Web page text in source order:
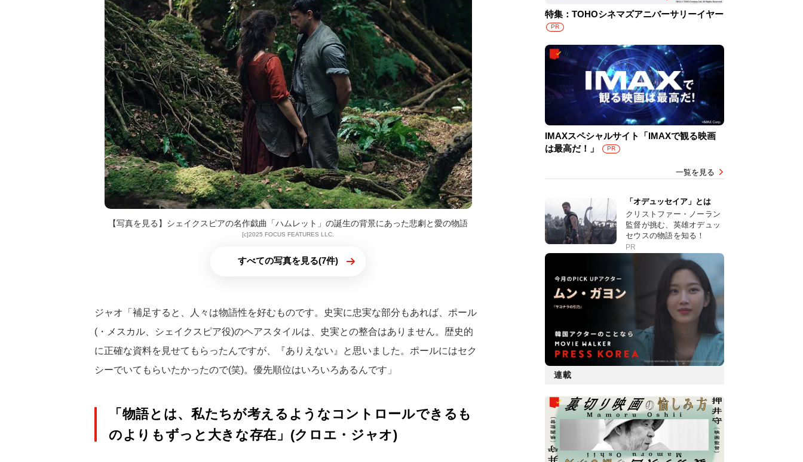
【写真を見る】シェイクスピアの名作戯曲「ハムレット」の誕生の背景にあった悲劇と愛の物語
[c]2025 FOCUS FEATURES LLC.
すべての写真を見る(7件)
ジャオ「補足すると、人々は物語性を好むものです。史実に忠実な部分もあれば、ポール
(・メスカル、シェイクスピア役)のヘアスタイルは、史実との整合はありません。歴史的
に正確な資料を見せてもらったんですが、『ありえない』と思いました。ポールにはセク
シーでいてもらいたかったので(笑)。優先順位はいろいろあるんです」
「物語とは、私たちが考えるようなコントロールできるも
のよりもずっと大きな存在」(クロエ・ジャオ)
特集：TOHOシネマズアニバーサリーイヤー
PR
IMAXスペシャルサイト「IMAXで観る映画
は最高だ！」
PR
一覧を見る
「オデュッセイア」とは
クリストファー・ノーラン
監督が挑む、英雄オデュッ
セウスの物語を知る！
PR
連載